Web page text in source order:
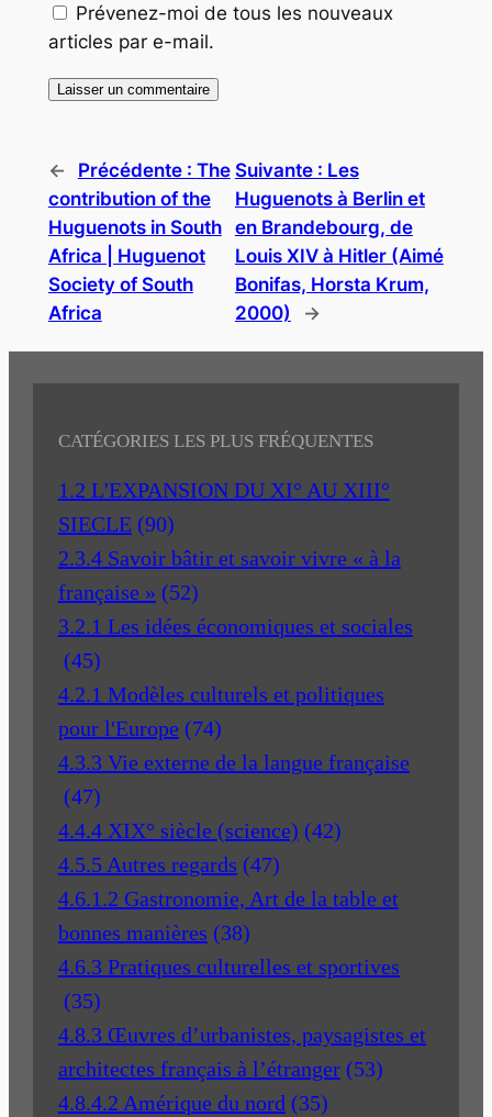
Prévenez-moi de tous les nouveaux
articles par e-mail.
← Précédente : The
contribution of the
Huguenots in South
Africa | Huguenot
Society of South
Africa
Suivante : Les
Huguenots à Berlin et
en Brandebourg, de
Louis XIV à Hitler (Aimé
Bonifas, Horsta Krum,
2000)
→
CATÉGORIES LES PLUS FRÉQUENTES
1.2 L'EXPANSION DU XI° AU XIII°
SIECLE (90)
2.3.4 Savoir bâtir et savoir vivre « à la
française » (52)
3.2.1 Les idées économiques et sociales
(45)
4.2.1 Modèles culturels et politiques
pour l'Europe (74)
4.3.3 Vie externe de la langue française
(47)
4.4.4 XIX° siècle (science) (42)
4.5.5 Autres regards (47)
4.6.1.2 Gastronomie, Art de la table et
bonnes manières (38)
4.6.3 Pratiques culturelles et sportives
(35)
4.8.3 Œuvres d’urbanistes, paysagistes et
architectes français à l’étranger (53)
4.8.4.2 Amérique du nord (35)